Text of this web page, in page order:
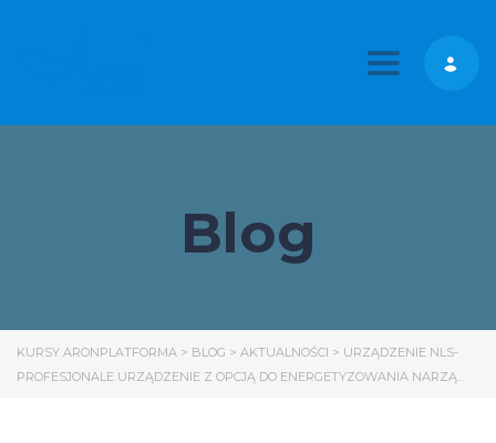
Toggle
Blog
KURSY ARONPLATFORMA > BLOG > AKTUALNOŚCI > URZĄDZENIE NLS-
PROFESJONALE URZĄDZENIE Z OPCJĄ DO ENERGETYZOWANIA NARZĄ…